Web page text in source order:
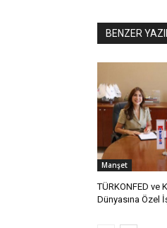
BENZER
Manşet
TÜRKONFED ve
Dünyasına Özel